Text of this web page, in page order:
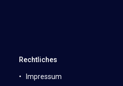
Rechtliches
Impressum